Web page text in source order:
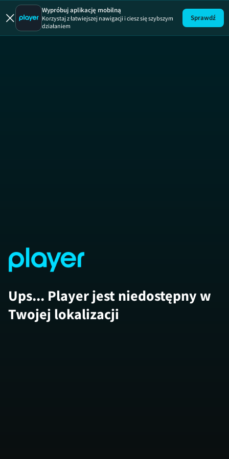
Wypróbuj aplikację mobilną
Korzystaj z łatwiejszej nawigacji i ciesz się szybszym
działaniem
Sprawdź
Ups... Player jest niedostępny w
Twojej lokalizacji